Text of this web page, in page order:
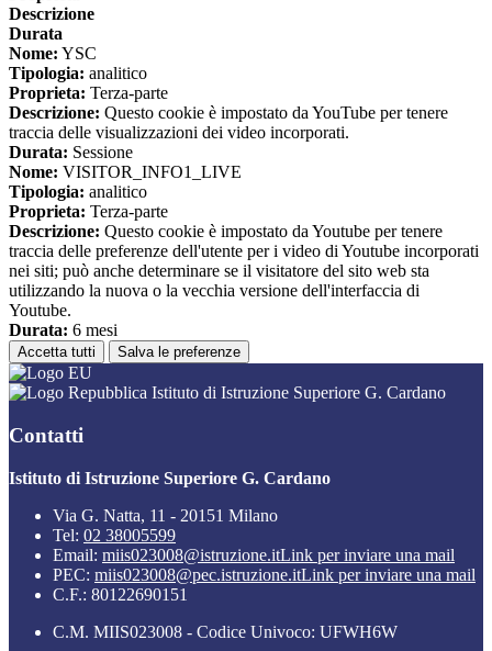
Descrizione
Durata
Nome: YSC
Tipologia: analitico
Proprieta: Terza-parte
Descrizione: Questo cookie è impostato da YouTube per tenere
traccia delle visualizzazioni dei video incorporati.
Durata: Sessione
Nome: VISITOR_INFO1_LIVE
Tipologia: analitico
Proprieta: Terza-parte
Descrizione: Questo cookie è impostato da Youtube per tenere
traccia delle preferenze dell'utente per i video di Youtube incorporati
nei siti; può anche determinare se il visitatore del sito web sta
utilizzando la nuova o la vecchia versione dell'interfaccia di
Youtube.
Durata: 6 mesi
Accetta tutti Salva le preferenze
Istituto di Istruzione Superiore G. Cardano
Contatti
Istituto di Istruzione Superiore G. Cardano
Via G. Natta, 11 - 20151 Milano
Tel: 02 38005599
Email: miis023008@istruzione.itLink per inviare una mail
PEC: miis023008@pec.istruzione.itLink per inviare una mail
C.F.: 80122690151
C.M. MIIS023008 - Codice Univoco: UFWH6W